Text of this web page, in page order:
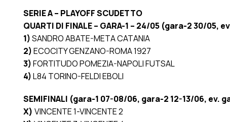
SERIE A – PLAYOFF SCUDETTO
QUARTI DI FINALE – GARA-1 – 24/05 (gara-2 30/05,
1)SANDRO ABATE-META CATANIA
2)ECOCITY GENZANO-ROMA 1927
3)FORTITUDO POMEZIA-NAPOLI FUTSAL
4)L84 TORINO-FELDI EBOLI
SEMIFINALI (gara-1 07-08/06, gara-2 12-13/06, ev.
X) VINCENTE 1-VINCENTE 2